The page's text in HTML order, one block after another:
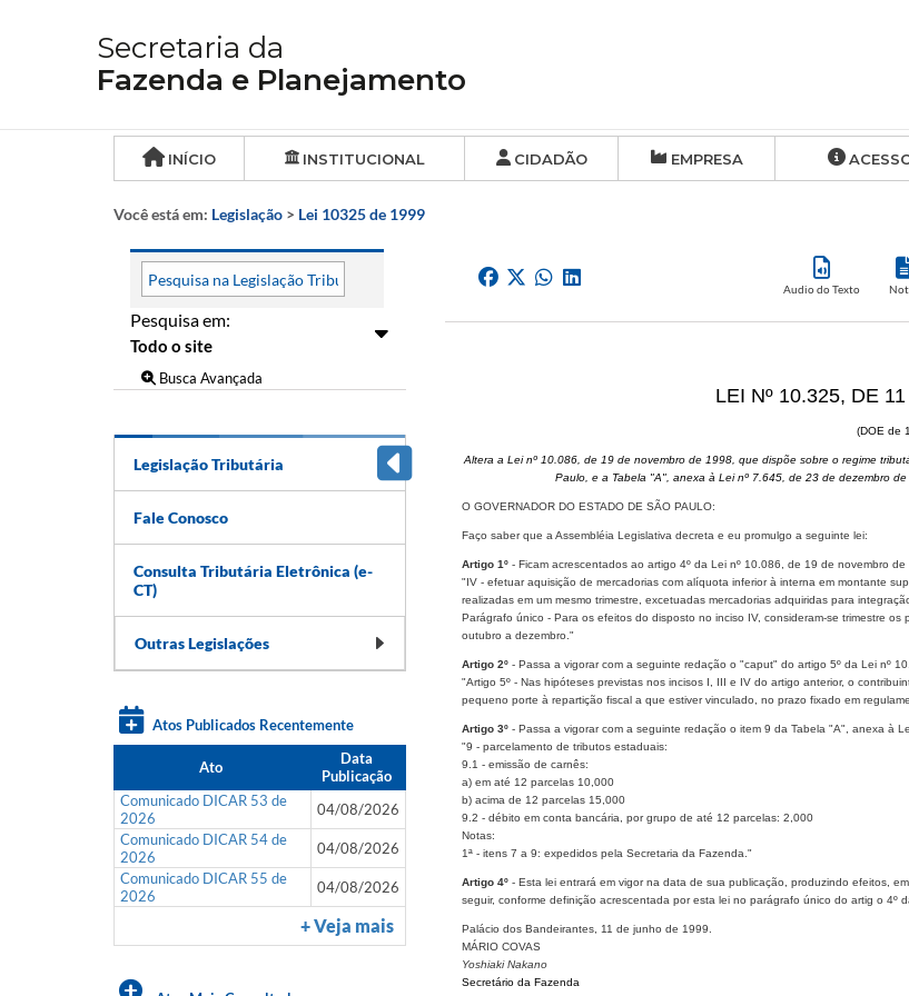
Secretaria da
Fazenda e Planejamento
INÍCIO INSTITUCIONAL CIDADÃO EMPRESA
Você está em: Legislação > Lei 10325 de 1999
Pesquisa em:
Busca Avançada
Legislação Tributária
Fale Conosco
Consulta Tributária Eletrônica (e-
CT)
Outras Legislações
Atos Publicados Recentemente
Ato
Data
Publicação
Comunicado DICAR 53 de
2026
04/08/2026
Comunicado DICAR 54 de
2026
04/08/2026
Comunicado DICAR 55 de
2026
04/08/2026
+ Veja mais
Audio do Texto
LEI Nº 10.325, DE
(DOE de
Altera a Lei nº 10.086, de 19 de novembro de 1998, que dispõe sobre o regime
Paulo, e a Tabela "A", anexa à Lei nº 7.645, de 23 de dezembro
O GOVERNADOR DO ESTADO DE SÃO PAULO:
Faço saber que a Assembléia Legislativa decreta e eu promulgo a seguinte lei:
Artigo 1º - Ficam acrescentados ao artigo 4º da Lei nº 10.086, de 19 de novembro
"IV - efetuar aquisição de mercadorias com alíquota inferior à interna em montante
realizadas em um mesmo trimestre, excetuadas mercadorias adquiridas para
Parágrafo único - Para os efeitos do disposto no inciso IV, consideram-se trimestre
outubro a dezembro."
Artigo 2º - Passa a vigorar com a seguinte redação o "caput" do artigo 5º da Lei nº
"Artigo 5º - Nas hipóteses previstas nos incisos I, III e IV do artigo anterior, o
pequeno porte à repartição fiscal a que estiver vinculado, no prazo fixado em
Artigo 3º - Passa a vigorar com a seguinte redação o item 9 da Tabela "A", anexa à
"9 - parcelamento de tributos estaduais:
9.1 - emissão de carnês:
a) em até 12 parcelas 10,000
b) acima de 12 parcelas 15,000
9.2 - débito em conta bancária, por grupo de até 12 parcelas: 2,000
Notas:
1ª - itens 7 a 9: expedidos pela Secretaria da Fazenda."
Artigo 4º - Esta lei entrará em vigor na data de sua publicação, produzindo efeitos,
seguir, conforme definição acrescentada por esta lei no parágrafo único do artig o 4º
Palácio dos Bandeirantes, 11 de junho de 1999.
MÁRIO COVAS
Yoshiaki Nakano
Secretário da Fazenda